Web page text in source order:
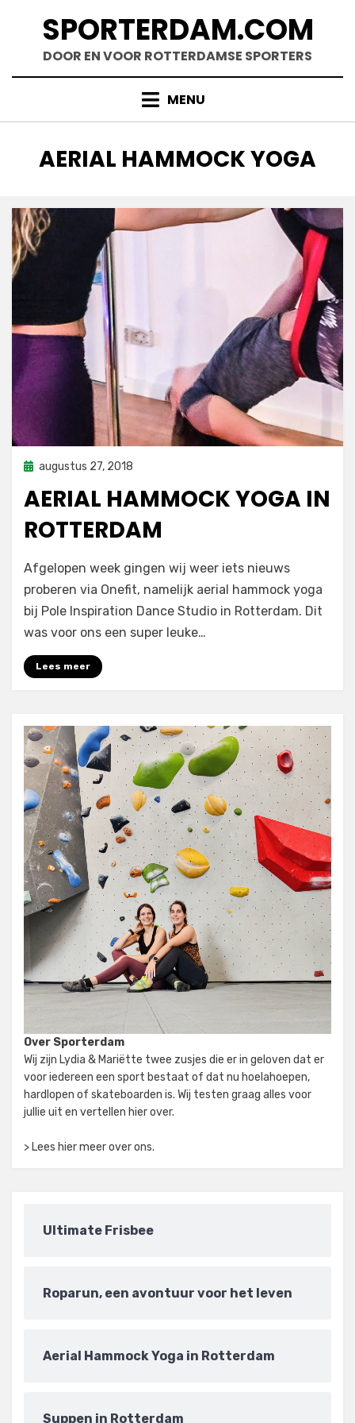
SPORTERDAM.COM
DOOR EN VOOR ROTTERDAMSE SPORTERS
MENU
TAG
:
AERIAL HAMMOCK YOGA
Geplaatst
augustus 27, 2018
AERIAL HAMMOCK YOGA IN
ROTTERDAM
door sporterdam
Afgelopen week gingen wij weer iets nieuws
proberen via Onefit, namelijk aerial hammock yoga
bij Pole Inspiration Dance Studio in Rotterdam. Dit
was voor ons een super leuke…
Lees meer
Over Sporterdam
Wij zijn Lydia & Mariëtte twee zusjes die er in geloven dat er
voor iedereen een sport bestaat of dat nu hoelahoepen,
hardlopen of skateboarden is. Wij testen graag alles voor
jullie uit en vertellen hier over.
> Lees hier meer over ons.
Ultimate Frisbee
Roparun, een avontuur voor het leven
Aerial Hammock Yoga in Rotterdam
Suppen in Rotterdam